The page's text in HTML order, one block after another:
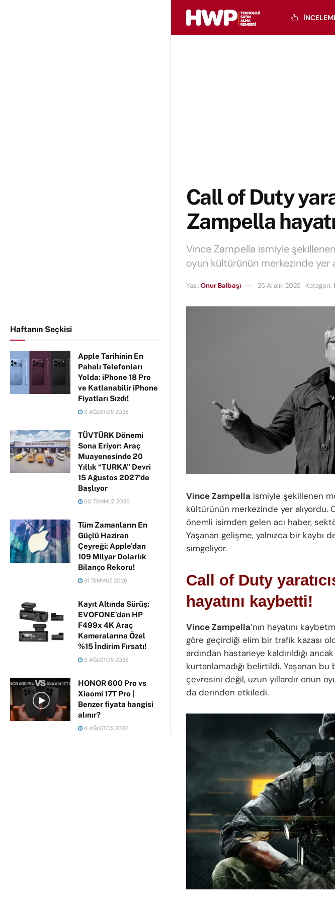
Haftanın Seçkisi
Apple Tarihinin En
Pahalı Telefonları
Yolda: iPhone 18 Pro
ve Katlanabilir iPhone
Fiyatları Sızdı!
3 AĞUSTOS 2026
TÜVTÜRK Dönemi
Sona Eriyor: Araç
Muayenesinde 20
Yıllık “TURKA” Devri
15 Ağustos 2027’de
Başlıyor
30 TEMMUZ 2026
Tüm Zamanların En
Güçlü Haziran
Çeyreği: Apple’dan
109 Milyar Dolarlık
Bilanço Rekoru!
31 TEMMUZ 2026
Kayıt Altında Sürüş:
EVOFONE’dan HP
F499x 4K Araç
Kameralarına Özel
%15 İndirim Fırsatı!
3 AĞUSTOS 2026
HONOR 600 Pro vs
Xiaomi 17T Pro |
Benzer fiyata hangisi
alınır?
4 AĞUSTOS 2026
Call of Duty
Zampella
Vince Zampella ismiyle
oyun kültürünün merkezinde yer
Yazı: Onur Balbaşı 25 Aralık 2025 Kategori:
Vince Zampella ismiyle şekillenen
kültürünün merkezinde yer alıyordu.
önemli isimden gelen acı haber,
Yaşanan gelişme, yalnızca bir kaybı
simgeliyor.
Call of Duty
hayatını kaybetti!
Vince Zampella’nın hayatını
göre geçirdiği elim bir trafik kazası
ardından hastaneye kaldırıldığı
kurtarılamadığı belirtildi. Yaşanan bu
çevresini değil, uzun yıllardır onun
da derinden etkiledi.